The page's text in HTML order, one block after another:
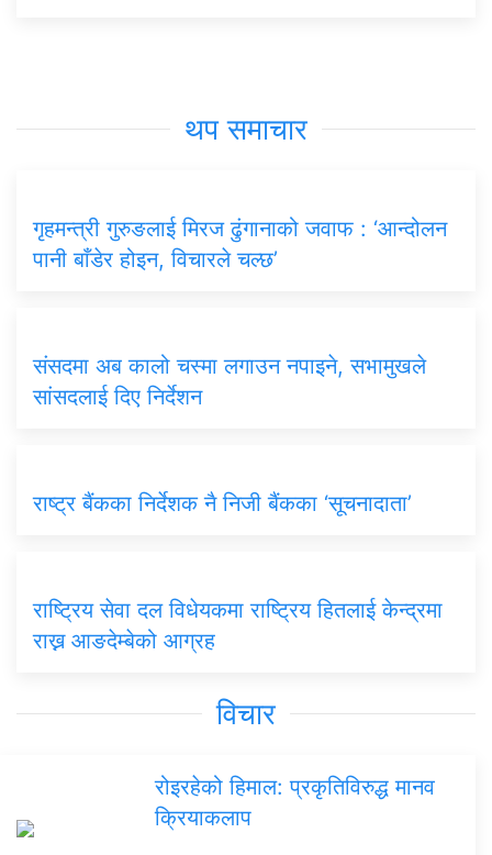
थप समाचार
गृहमन्त्री गुरुङलाई मिरज ढुंगानाको जवाफ : ‘आन्दोलन
पानी बाँडेर होइन, विचारले चल्छ’
संसदमा अब कालो चस्मा लगाउन नपाइने, सभामुखले
सांसदलाई दिए निर्देशन
राष्ट्र बैंकका निर्देशक नै निजी बैंकका ‘सूचनादाता’
राष्ट्रिय सेवा दल विधेयकमा राष्ट्रिय हितलाई केन्द्रमा
राख्न आङदेम्बेको आग्रह
विचार
रोइरहेको हिमाल: प्रकृतिविरुद्ध मानव
क्रियाकलाप